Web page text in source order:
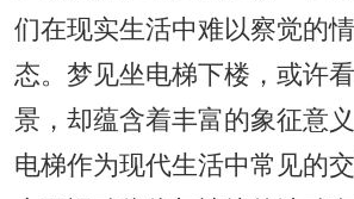
们在现实生活中难以察觉的
态。梦见坐电梯下楼，或许
景，却蕴含着丰富的象征意义
电梯作为现代生活中常见的